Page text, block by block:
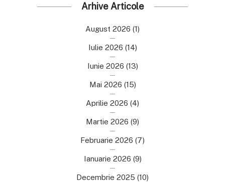
Arhive Articole
August 2026 (1)
Iulie 2026 (14)
Iunie 2026 (13)
Mai 2026 (15)
Aprilie 2026 (4)
Martie 2026 (9)
Februarie 2026 (7)
Ianuarie 2026 (9)
Decembrie 2025 (10)